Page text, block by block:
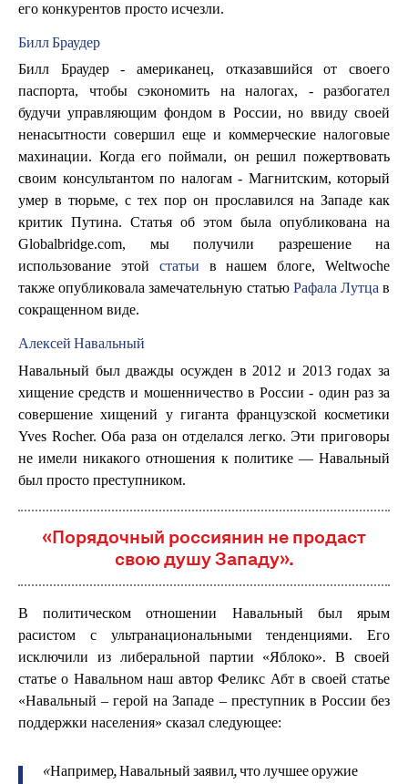
его конкурентов просто исчезли.
Билл Браудер
Билл Браудер - американец, отказавшийся от своего
паспорта, чтобы сэкономить на налогах, - разбогател
будучи управляющим фондом в России, но ввиду своей
ненасытности совершил еще и коммерческие налоговые
махинации. Когда его поймали, он решил пожертвовать
своим консультантом по налогам - Магнитским, который
умер в тюрьме, с тех пор он прославился на Западе как
критик Путина. Статья об этом была опубликована на
Globalbridge.com, мы получили разрешение на
использование этой статьи в нашем блоге, Weltwoche
также опубликовала замечательную статью Рафала Лутца в
сокращенном виде.
Алексей Навальный
Навальный был дважды осужден в 2012 и 2013 годах за
хищение средств и мошенничество в России - один раз за
совершение хищений у гиганта французской косметики
Yves Rocher. Оба раза он отделался легко. Эти приговоры
не имели никакого отношения к политике — Навальный
был просто преступником.
«Порядочный россиянин не продаст
свою душу Западу».
В политическом отношении Навальный был ярым
расистом с ультранациональными тенденциями. Его
исключили из либеральной партии «Яблоко». В своей
статье о Навальном наш автор Феликс Абт в своей статье
«Навальный – герой на Западе – преступник в России без
поддержки населения» сказал следующее:
«Например, Навальный заявил, что лучшее оружие